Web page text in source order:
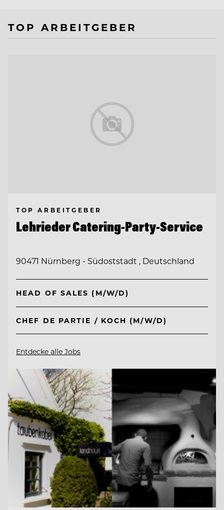
TOP ARBEITGEBER
TOP ARBEITGEBER
Lehrieder Catering-Party-Service
90471 Nürnberg - Südoststadt , Deutschland
HEAD OF SALES (M/W/D)
CHEF DE PARTIE / KOCH (M/W/D)
Entdecke alle Jobs